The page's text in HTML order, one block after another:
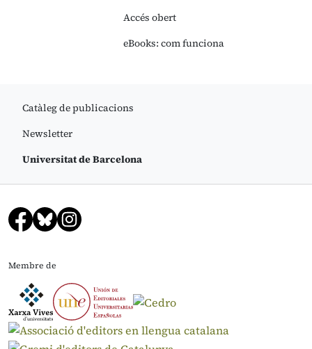
Accés obert
eBooks: com funciona
Catàleg de publicacions
Newsletter
Universitat de Barcelona
Membre de